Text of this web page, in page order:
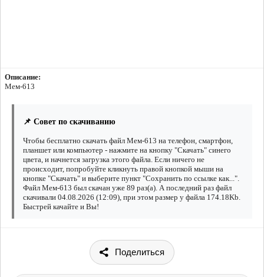
Описание:
Мем-613
📌 Совет по скачиванию
Чтобы бесплатно скачать файл Мем-613 на телефон, смартфон,
планшет или компьютер - нажмите на кнопку "Скачать" синего
цвета, и начнется загрузка этого файла. Если ничего не
происходит, попробуйте кликнуть правой кнопкой мыши на
кнопке "Скачать" и выберите пункт "Сохранить по ссылке как...".
Файл Мем-613 был скачан уже 89 раз(а). А последний раз файл
скачивали 04.08.2026 (12:09), при этом размер у файла 174.18Kb.
Быстрей качайте и Вы!
Поделиться